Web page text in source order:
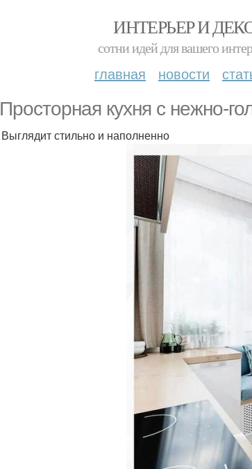
ИНТЕРЬЕР И
сотни идей для вашего
главная новости
Просторная кухня с нежно-
Выглядит стильно и наполненно